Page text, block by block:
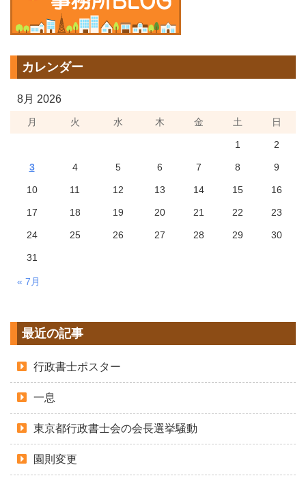
カレンダー
8月 2026
月 火 水 木 金 土 日
« 7月
1 2
3 4 5 6 7 8 9
10 11 12 13 14 15 16
17 18 19 20 21 22 23
24 25 26 27 28 29 30
31
最近の記事
行政書士ポスター
一息
東京都行政書士会の会長選挙騒動
園則変更